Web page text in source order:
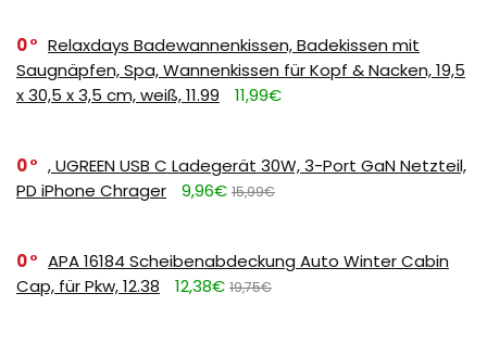
0
Relaxdays Badewannenkissen, Badekissen mit
Saugnäpfen, Spa, Wannenkissen für Kopf & Nacken, 19,5
x 30,5 x 3,5 cm, weiß, 11.99
11,99€
0
, UGREEN USB C Ladegerät 30W, 3-Port GaN Netzteil,
PD iPhone Chrager
9,96€ 15,99€
0
APA 16184 Scheibenabdeckung Auto Winter Cabin
Cap, für Pkw, 12.38
12,38€ 19,75€